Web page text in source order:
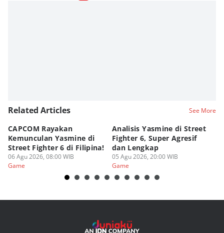
Related Articles See More
CAPCOM Rayakan
Kemunculan Yasmine di
Street Fighter 6 di Filipina!
06 Agu 2026, 08:00 WIB
Game
Analisis Yasmine di Street
Fighter 6, Super Agresif
dan Lengkap
05 Agu 2026, 20:00 WIB
Game